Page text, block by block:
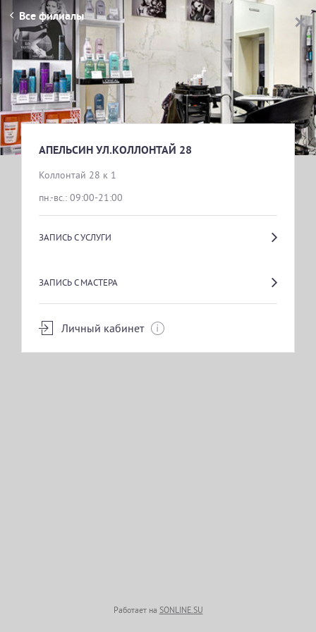
Все филиалы
АПЕЛЬСИН УЛ.КОЛЛОНТАЙ 28
Коллонтай 28 к 1
пн.-вс.: 09:00-21:00
ЗАПИСЬ С УСЛУГИ
ЗАПИСЬ С МАСТЕРА
Личный кабинет
Работает на SONLINE.SU
АПЕЛЬСИН УЛ.КОЛЛОНТАЙ 28
ВЫБОР УСЛУГИ
11 СЕНТЯБРЯ ДЕНЬ ПЕРМАНЕНТА
АКЦИИ